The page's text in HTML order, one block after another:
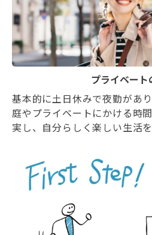
プライベート
基本的に土日休みで夜勤があ
庭やプライベートにかける時
実し、自分らしく楽しい生活